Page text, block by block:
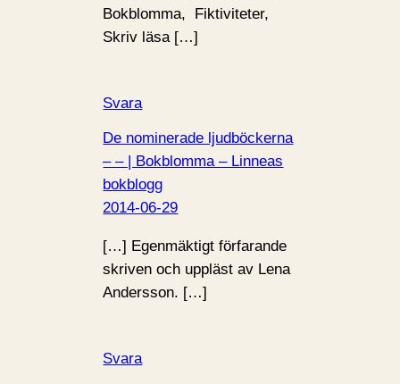
Bokblomma, Fiktiviteter,
Skriv läsa […]
Svara
De nominerade ljudböckerna
– – | Bokblomma – Linneas
bokblogg
2014-06-29
[…] Egenmäktigt förfarande
skriven och uppläst av Lena
Andersson. […]
Svara